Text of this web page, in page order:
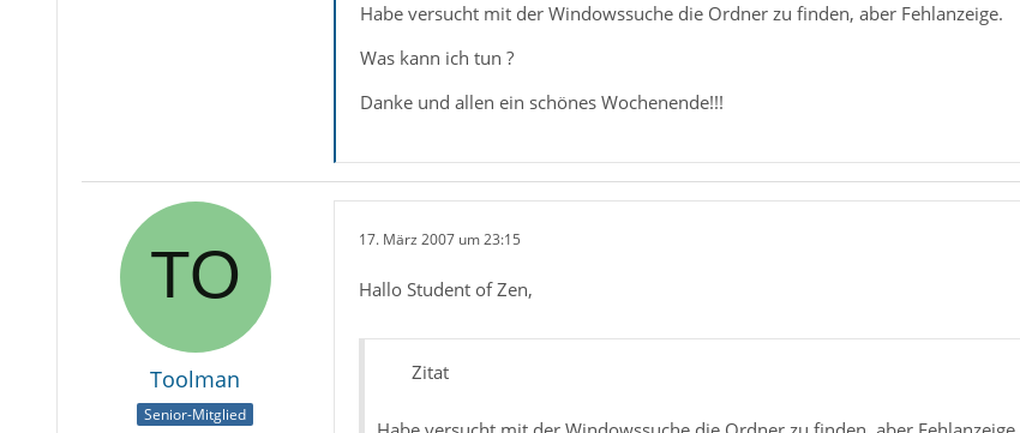
Habe versucht mit der Windowssuche die Ordner zu finden, aber Fehlanzeige.
Was kann ich tun ?
Danke und allen ein schönes Wochenende!!!
Toolman
Senior-Mitglied
17. März 2007 um 23:15
Hallo Student of Zen,
Zitat